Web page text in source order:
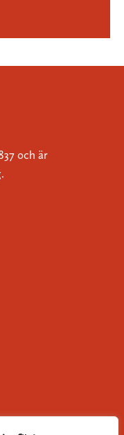
och är